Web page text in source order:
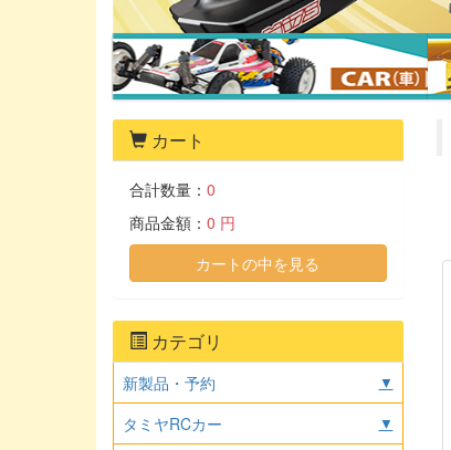
カート
合計数量： 0
商品金額： 0 円
カートの中を見る
カテゴリ
新製品・予約 ▼
タミヤRCカー ▼